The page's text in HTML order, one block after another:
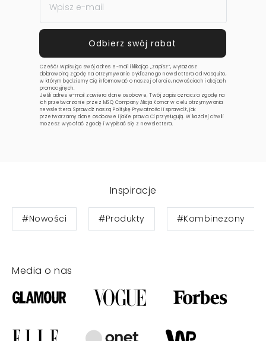
Cześć! Wpisując swój adres e-mail i klikając „zapisz”, wyrażasz
dobrowolną zgodę na otrzymywanie cyklicznego newslettera od Mosquito,
w którym będziemy Cię informować o naszej ofercie, nowościach i akcjach
promocyjnych.
Jeśli adres e-mail zawiera dane osobowe, Twój zapis oznacza zgodę na
ich przetwarzanie przez MSQ Company Alicja Komar w celu otrzymywania
newslettera. Sprawdź naszą Politykę Prywatnościi sprawdź, jak
przetwarzamy dane osobowe i jakie prawa Ci przysługują. W każdej chwili
możesz wycofać zgodę i wypisać się z newslettera.
Inspiracje
#Nowości #Produkty #Kombinezony
Media o nas